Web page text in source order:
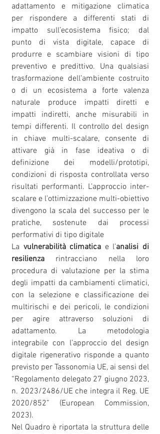
adattamento e mitigazione climatica
per rispondere a differenti stati di
impatto sull’ecosistema fisico; dal
punto di vista digitale, capace di
produrre e scambiare visioni di tipo
preventivo e predittivo. Una qualsiasi
trasformazione dell’ambiente costruito
o di un ecosistema a forte valenza
naturale produce impatti diretti e
impatti indiretti, anche misurabili in
tempi differenti. Il controllo del design
in chiave multi-scalare, consente di
attivare già in fase ideativa o di
definizione dei modelli/prototipi,
condizioni di risposta controllata verso
risultati performanti. L’approccio inter-
scalare e l’ottimizzazione multi-obiettivo
divengono la scala del successo per le
pratiche, sostenute dai processi
performativi di tipo digitale
La vulnerabilità climatica e l’analisi di
resilienza rintracciano nella loro
procedura di valutazione per la stima
degli impatti da cambiamenti climatici,
con la selezione e classificazione dei
multirischi e dei pericoli, le condizioni
per agire attraverso soluzioni di
adattamento. La metodologia
integrabile con l’approccio del design
digitale rigenerativo risponde a quanto
previsto per Tassonomia UE, ai sensi del
“Regolamento delegato 27 giugno 2023,
n. 2023/2486/UE che integra il Reg. UE
2020/852” (European Commission,
2023).
Nel Quadro è riportata la struttura delle